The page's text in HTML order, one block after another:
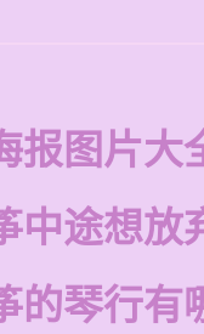
报图片大
中途想放
的琴行有